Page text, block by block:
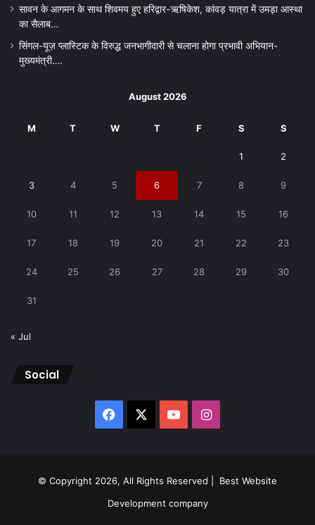
सावन के आगमन के साथ शिवमय हुए हरिद्वार-ऋषिकेश, कांवड़ यात्रा में उमड़ा आस्था
का सैलाब…
सिंगल-यूज़ प्लास्टिक के विरुद्ध जनभागीदारी से चलाना होगा प्रभावी अभियान-
मुख्यमंत्री….
August 2026
M T W T F S S
1 2
3 4 5 6 7 8 9
10 11 12 13 14 15 16
17 18 19 20 21 22 23
24 25 26 27 28 29 30
31
« Jul
Social
Facebook YouTubeInstagram
© Copyright 2026, All Rights Reserved | Best Website
Development company